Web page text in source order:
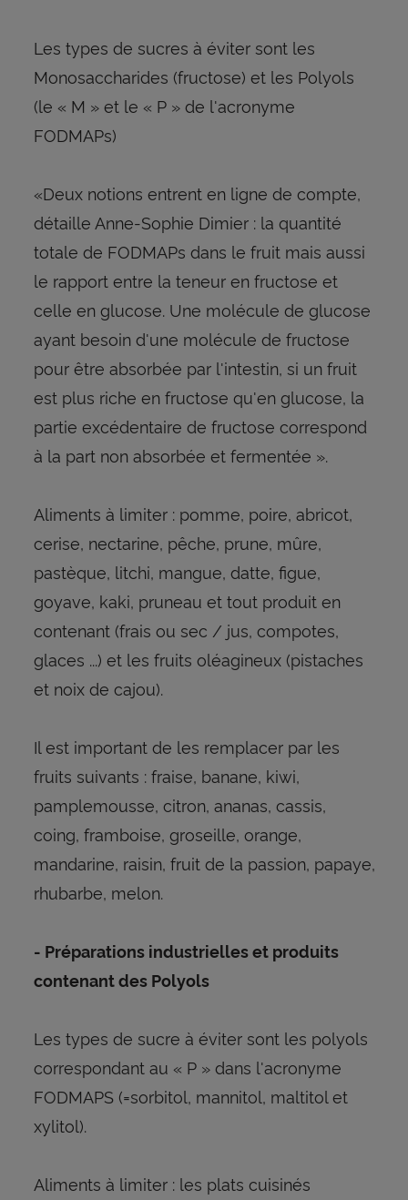
Les types de sucres à éviter sont les
Monosaccharides (fructose) et les Polyols
(le « M » et le « P » de l'acronyme
FODMAPs)
«Deux notions entrent en ligne de compte,
détaille Anne-Sophie Dimier : la quantité
totale de FODMAPs dans le fruit mais aussi
le rapport entre la teneur en fructose et
celle en glucose. Une molécule de glucose
ayant besoin d'une molécule de fructose
pour être absorbée par l'intestin, si un fruit
est plus riche en fructose qu'en glucose, la
partie excédentaire de fructose correspond
à la part non absorbée et fermentée ».
Aliments à limiter : pomme, poire, abricot,
cerise, nectarine, pêche, prune, mûre,
pastèque, litchi, mangue, datte, figue,
goyave, kaki, pruneau et tout produit en
contenant (frais ou sec / jus, compotes,
glaces ...) et les fruits oléagineux (pistaches
et noix de cajou).
Il est important de les remplacer par les
fruits suivants : fraise, banane, kiwi,
pamplemousse, citron, ananas, cassis,
coing, framboise, groseille, orange,
mandarine, raisin, fruit de la passion, papaye,
rhubarbe, melon.
- Préparations industrielles et produits
contenant des Polyols
Les types de sucre à éviter sont les polyols
correspondant au « P » dans l'acronyme
FODMAPS (=sorbitol, mannitol, maltitol et
xylitol).
Aliments à limiter : les plats cuisinés